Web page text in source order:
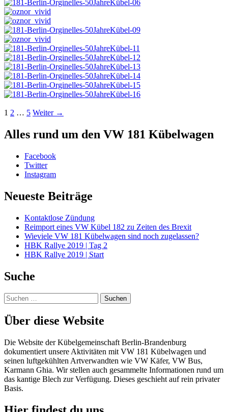
Beitrags-
Navigation
1 2 … 5 Weiter →
Alles rund um den VW 181 Kübelwagen
Facebook
Twitter
Instagram
Neueste Beiträge
Kontaktlose Zündung
Reimport eines VW Kübel 182 zu Zeiten des Brexit
Wieviele VW 181 Kübelwagen sind noch zugelassen?
HBK Rallye 2019 | Tag 2
HBK Rallye 2019 | Start
Suche
Suchen
nach:
Über diese Website
Die Website der Kübelgemeinschaft Berlin-Brandenburg
dokumentiert unsere Aktivitäten mit VW 181 Kübelwagen und
seinen luftgekühlten Artverwandten wie VW Käfer, VW Bus,
Karmann Ghia. Wir stellen auch gesammelte Informationen rund um
das kantige Blech zur Verfügung. Dieses geschieht auf rein privater
Basis.